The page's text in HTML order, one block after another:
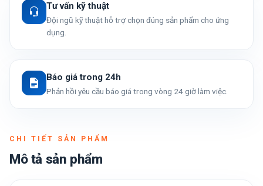
Tư vấn kỹ thuật
Đội ngũ kỹ thuật hỗ trợ chọn đúng sản phẩm cho ứng
dụng.
Báo giá trong 24h
Phản hồi yêu cầu báo giá trong vòng 24 giờ làm việc.
CHI TIẾT SẢN PHẨM
Mô tả sản phẩm